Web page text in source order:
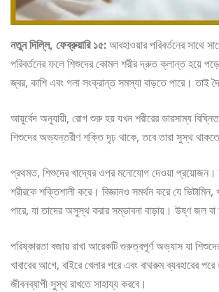
নতুন দিল্লি, ফেব্রুয়ারি ১৫:আবহাওয়ার পরিবর্তনের সাথে
পরিবর্তনের ফলে শিশুদের কোমল শরীর দ্রুত ক্লান্ত হয়ে
জ্বর, কাশি এবং গলা সংক্রান্ত সমস্যা বাড়তে পারে। তাই
আয়ুর্বেদ অনুযায়ী, রোগ শুরু হয় যখন শরীরের ভারসাম্য
শিশুদের অভ্যন্তরীণ শক্তি দৃঢ় থাকে, তবে তারা সুস্থ
প্রথমত, শিশুদের খাদ্যের ওপর মনোযোগ দেওয়া প্রয়োজন।
শরীরকে শক্তিশালী করে। বিজ্ঞানও সমর্থন করে যে
পারে, যা তাদের অসুস্থ করার সম্ভাবনা বাড়ায়। উষ্ণ জল
পরিষ্কারতা বজায় রাখা আরেকটি গুরুত্বপূর্ণ অভ্যাস যা
খাবারের আগে, বাইরে খেলার পরে এবং বাথরুম ব্যবহারের
জীবনব্যাপী সুস্থ রাখতে সাহায্য করবে।